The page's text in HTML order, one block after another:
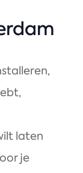
laten
je